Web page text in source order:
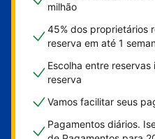
milhão
45% dos proprietários
reserva em até 1
Escolha entre
reserva
Vamos facilitar seus
Pagamentos diários.